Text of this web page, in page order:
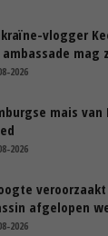
vlogger
ambassade mag
2026
mais
2026
afgelopen
2026